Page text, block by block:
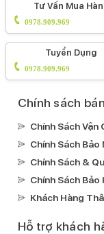
Tư Vấn Mua
0978.909.969
Tuyển Dụng
0978.909.969
Chính sách
Chính Sách Vận
Chính Sách
Chính Sách &
Chính Sách Bảo
Khách Hàng
Hỗ trợ khách